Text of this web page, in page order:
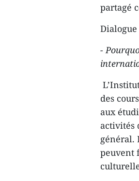
partagé
-
des
aux
activités
général.
peuvent